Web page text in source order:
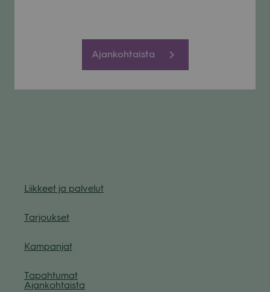
Ajankohtaista
Liik­keet ja pal­ve­lut
Tar­jouk­set
Kam­pan­jat
Tapah­tu­mat
Ajan­koh­taista